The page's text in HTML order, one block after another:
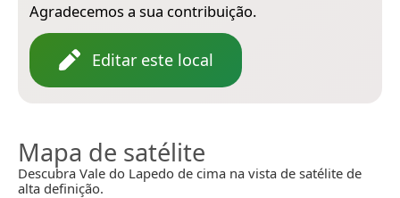
Agradecemos a sua contribuição.
Editar este local
Mapa de satélite
Descubra Vale do Lapedo de cima na vista de satélite de
alta definição.